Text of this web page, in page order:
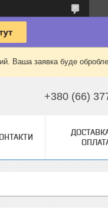
Ваша заявка буде
+380 (66)